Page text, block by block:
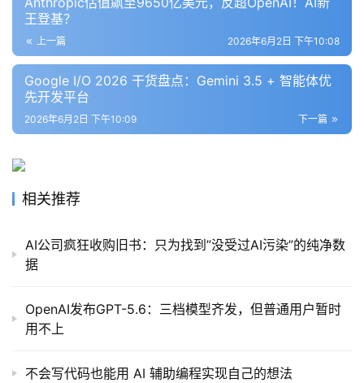
王登基？
上一篇 2026年6月2日 下午10:08
Google I/O 2026 干货盘点：Gemini 3.5 + 智能体优
先开发平台
下一篇
2026年6月2日 下午10:09
相关推荐
AI公司疯狂收购旧书：只为找到”没受过AI污染”的纯净数
据
OpenAI发布GPT-5.6：三档模型齐发，但普通用户暂时
用不上
不会写代码也能用 AI 辅助编程实现自己的想法